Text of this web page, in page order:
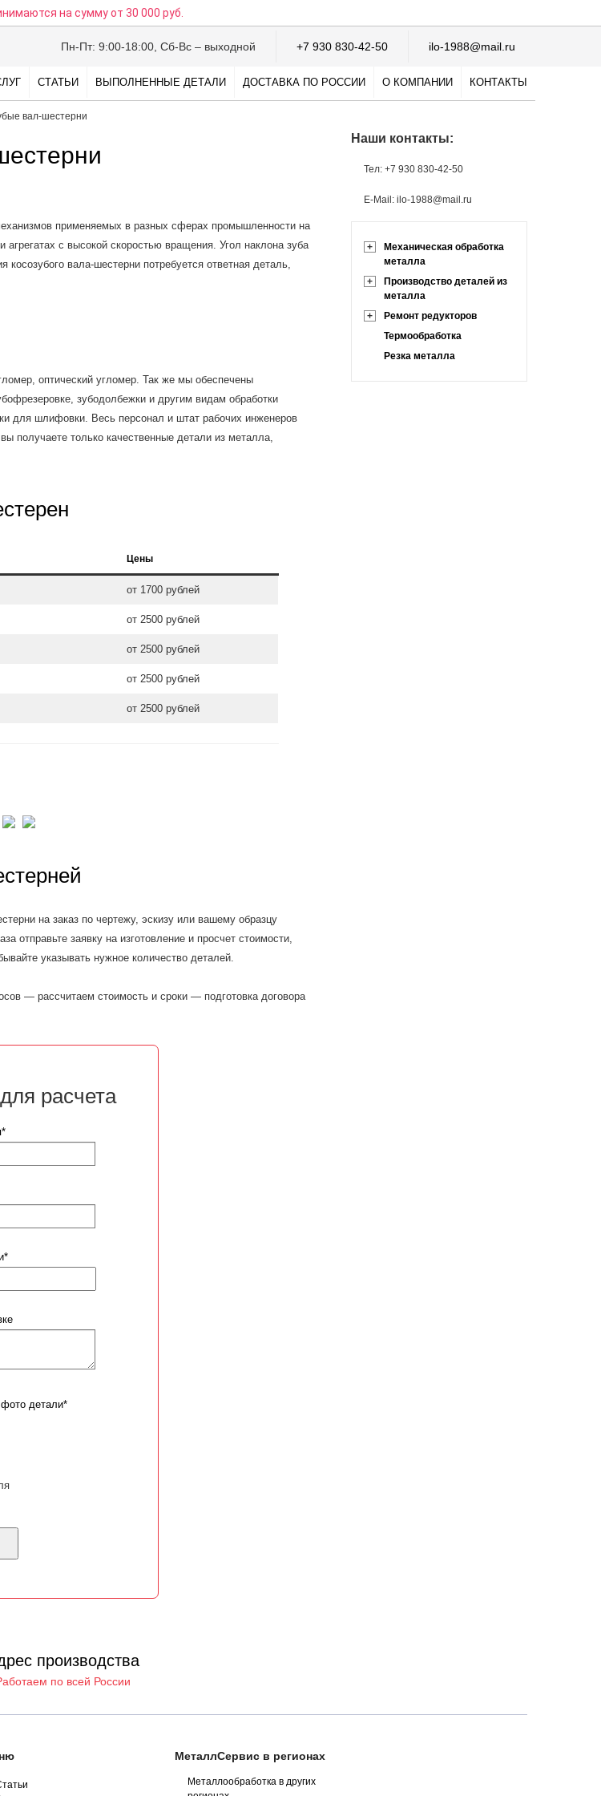
на суммуот 30 000 руб.
Пн-Пт: 9:00-18:00, Сб-Вс – выходной +7 930 830-42-50 ilo-1988@mail.ru
СТАТЬИ ВЫПОЛНЕННЫЕ ДЕТАЛИ ДОСТАВКА ПО РОССИИ О КОМПАНИИ КОНТАКТЫ
вал-шестерни
применяемых в разных сферах промышленности на
с высокой скоростью вращения. Угол наклона зуба
косозубого вала-шестерни потребуется ответная деталь,
оптический угломер. Так же мы обеспечены
зубодолбежки и другим видам обработки
для шлифовки. Весь персонал и штат рабочих инженеров
получаете только качественные детали из металла,
Цены
от 1700 рублей
от 2500 рублей
от 2500 рублей
от 2500 рублей
от 2500 рублей
на заказ по чертежу, эскизу или вашему образцу
отправьте заявку на изготовление и просчет стоимости,
указывать нужное количество деталей.
— рассчитаем стоимость и сроки — подготовка договора
расчета
детали*
Наши контакты:
Тел: +7 930 830-42-50
E-Mail: ilo-1988@mail.ru
+
Механическая обработка
металла
+
Производство деталей из
металла
+
Ремонт редукторов
Термообработка
Резка металла
производства
по всей России
МеталлСервис в регионах
Металлообработка в других